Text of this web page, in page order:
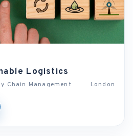
Logistics
Chain Management London